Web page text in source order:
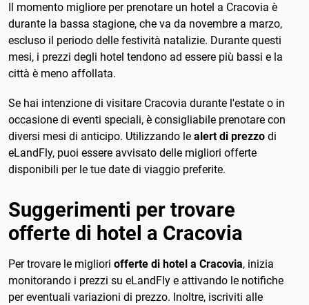
Il momento migliore per prenotare un hotel a Cracovia è
durante la bassa stagione, che va da novembre a marzo,
escluso il periodo delle festività natalizie. Durante questi
mesi, i prezzi degli hotel tendono ad essere più bassi e la
città è meno affollata.
Se hai intenzione di visitare Cracovia durante l'estate o in
occasione di eventi speciali, è consigliabile prenotare con
diversi mesi di anticipo. Utilizzando le alert di prezzo di
eLandFly, puoi essere avvisato delle migliori offerte
disponibili per le tue date di viaggio preferite.
Suggerimenti per trovare
offerte di hotel a Cracovia
Per trovare le migliori offerte di hotel a Cracovia, inizia
monitorando i prezzi su eLandFly e attivando le notifiche
per eventuali variazioni di prezzo. Inoltre, iscriviti alle